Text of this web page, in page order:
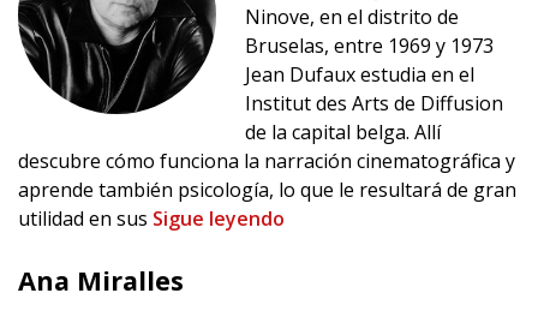
Ninove, en el distrito de
Bruselas, entre 1969 y 1973
Jean Dufaux estudia en el
Institut des Arts de Diffusion
de la capital belga. Allí
descubre cómo funciona la narración cinematográfica y
aprende también psicología, lo que le resultará de gran
utilidad en sus Sigue leyendo
Ana Miralles